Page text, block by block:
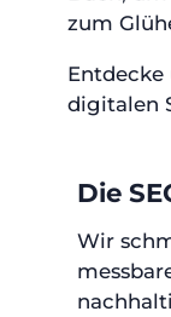
zum
Entdecke
digitalen
Die
Wir